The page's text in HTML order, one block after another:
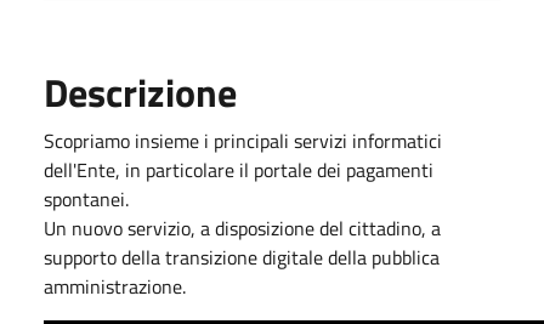
Descrizione
Scopriamo insieme i principali servizi informatici
dell'Ente, in particolare il portale dei pagamenti
spontanei.
Un nuovo servizio, a disposizione del cittadino, a
supporto della transizione digitale della pubblica
amministrazione.